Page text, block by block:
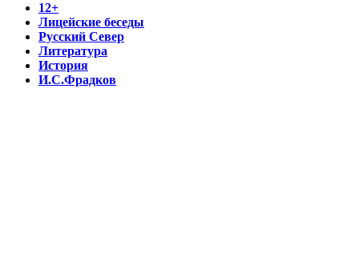
12+
Лицейские беседы
Русский Север
Литература
История
И.С.Фрадков